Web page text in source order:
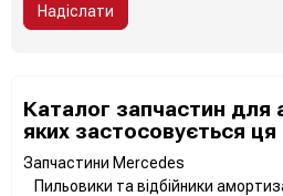
Надіслати
Каталог запчастин для
яких застосовується
Запчастини Mercedes
Пильовики та відбійники